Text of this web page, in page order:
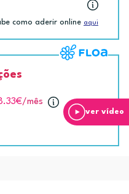
ver vídeo
como aderir online aqui
/mês